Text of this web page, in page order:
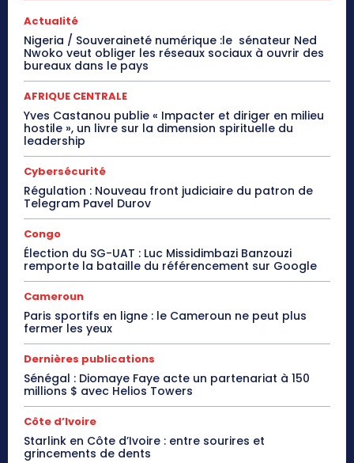
Actualité
Nigeria / Souveraineté numérique :le sénateur Ned
Nwoko veut obliger les réseaux sociaux à ouvrir des
bureaux dans le pays
AFRIQUE CENTRALE
Yves Castanou publie « Impacter et diriger en milieu
hostile », un livre sur la dimension spirituelle du
leadership
Cybersécurité
Régulation : Nouveau front judiciaire du patron de
Telegram Pavel Durov
Congo
Élection du SG-UAT : Luc Missidimbazi Banzouzi
remporte la bataille du référencement sur Google
Cameroun
Paris sportifs en ligne : le Cameroun ne peut plus
fermer les yeux
Dernières publications
Sénégal : Diomaye Faye acte un partenariat à 150
millions $ avec Helios Towers
Côte d’Ivoire
Starlink en Côte d’Ivoire : entre sourires et
grincements de dents